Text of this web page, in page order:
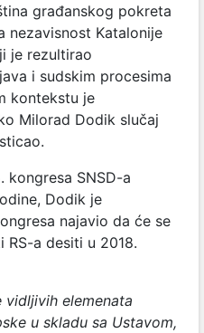
građanskog pokreta
nezavisnost Katalonije
je rezultirao
i sudskim procesima
kontekstu je
Milorad Dodik slučaj
kongresa SNSD-a
Dodik je
najavio da će se
RS-a desiti u 2018.
vidljivih elemenata
u skladu sa Ustavom,